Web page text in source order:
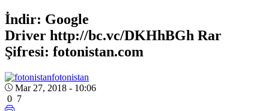
İndir: Google
Driver http://bc.vc/DKHhBGh Rar
Şifresi: fotonistan.com
fotonistan
Mar 27, 2018 - 10:06
0 7